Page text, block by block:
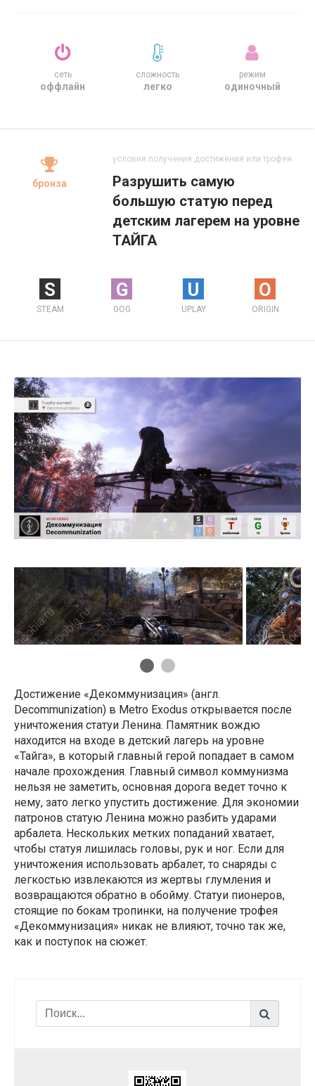
сеть
оффлайн
сложность
легко
режим
одиночный
бронза
условия получения достижения или трофея
Разрушить самую
большую статую перед
детским лагерем на уровне
ТАЙГА
S
STEAM
G
GOG
U
UPLAY
O
ORIGIN
Достижение «Декоммунизация» (англ.
Decommunization) в Metro Exodus открывается после
уничтожения статуи Ленина. Памятник вождю
находится на входе в детский лагерь на уровне
«Тайга», в который главный герой попадает в самом
начале прохождения. Главный символ коммунизма
нельзя не заметить, основная дорога ведет точно к
нему, зато легко упустить достижение. Для экономии
патронов статую Ленина можно разбить ударами
арбалета. Нескольких метких попаданий хватает,
чтобы статуя лишилась головы, рук и ног. Если для
уничтожения использовать арбалет, то снаряды с
легкостью извлекаются из жертвы глумления и
возвращаются обратно в обойму. Статуи пионеров,
стоящие по бокам тропинки, на получение трофея
«Декоммунизация» никак не влияют, точно так же,
как и поступок на сюжет.